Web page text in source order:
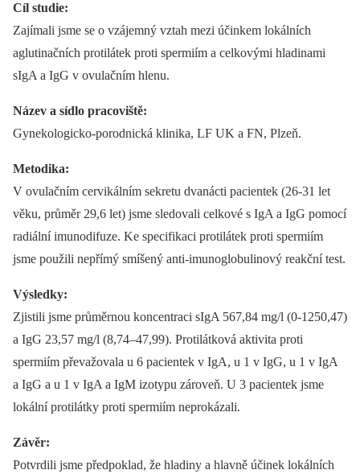
Cíl studie:
Zajímali jsme se o vzájemný vztah mezi účinkem lokálních
aglutinačních protilátek proti spermiím a celkovými hladinami
sIgA a IgG v ovulačním hlenu.
Název a sídlo pracoviště:
Gynekologicko-porodnická klinika, LF UK a FN, Plzeň.
Metodika:
V ovulačním cervikálním sekretu dvanácti pacientek (26-31 let
věku, průměr 29,6 let) jsme sledovali celkové s IgA a IgG pomocí
radiální imunodifuze. Ke specifikaci protilátek proti spermiím
jsme použili nepřímý smíšený anti-imunoglobulinový reakční test.
Výsledky:
Zjistili jsme průměrnou koncentraci sIgA 567,84 mg/l (0-1250,47)
a IgG 23,57 mg/l (8,74–47,99). Protilátková aktivita proti
spermiím převažovala u 6 pacientek v IgA, u 1 v IgG, u 1 v IgA
a IgG a u 1 v IgA a IgM izotypu zároveň. U 3 pacientek jsme
lokální protilátky proti spermiím neprokázali.
Závěr:
Potvrdili jsme předpoklad, že hladiny a hlavně účinek lokálních